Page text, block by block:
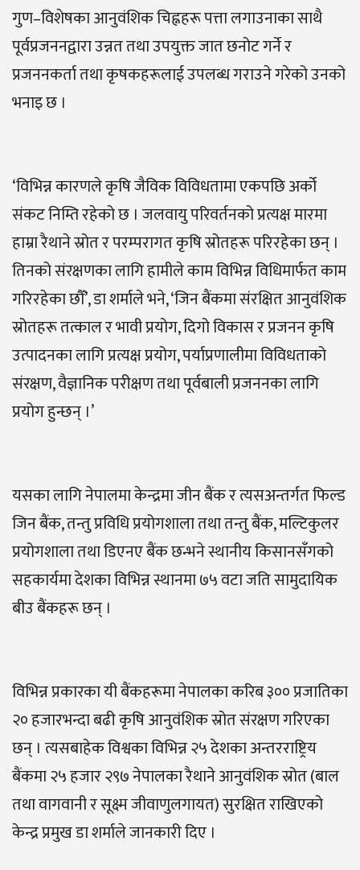
गुण–विशेषका आनुवंशिक चिह्नहरू पत्ता लगाउनाका साथै
पूर्वप्रजननद्वारा उन्नत तथा उपयुक्त जात छनोट गर्ने र
प्रजननकर्ता तथा कृषकहरूलाई उपलब्ध गराउने गरेको उनको
भनाइ छ ।
‘विभिन्न कारणले कृषि जैविक विविधतामा एकपछि अर्को
संकट निम्ति रहेको छ । जलवायु परिवर्तनको प्रत्यक्ष मारमा
हाम्रा रैथाने स्रोत र परम्परागत कृषि स्रोतहरू परिरहेका छन् ।
तिनको संरक्षणका लागि हामीले काम विभिन्न विधिमार्फत काम
गरिरहेका छौँ’, डा शर्माले भने, ‘जिन बैंकमा संरक्षित आनुवंशिक
स्रोतहरू तत्काल र भावी प्रयोग, दिगो विकास र प्रजनन कृषि
उत्पादनका लागि प्रत्यक्ष प्रयोग, पर्याप्रणालीमा विविधताको
संरक्षण, वैज्ञानिक परीक्षण तथा पूर्वबाली प्रजननका लागि
प्रयोग हुन्छन् ।’
यसका लागि नेपालमा केन्द्रमा जीन बैंक र त्यसअन्तर्गत फिल्ड
जिन बैंक, तन्तु प्रविधि प्रयोगशाला तथा तन्तु बैंक, मल्टिकुलर
प्रयोगशाला तथा डिएनए बैंक छन्भने स्थानीय किसानसँगको
सहकार्यमा देशका विभिन्न स्थानमा ७५ वटा जति सामुदायिक
बीउ बैंकहरू छन् ।
विभिन्न प्रकारका यी बैंकहरूमा नेपालका करिब ३०० प्रजातिका
२० हजारभन्दा बढी कृषि आनुवंशिक स्रोत संरक्षण गरिएका
छन् । त्यसबाहेक विश्वका विभिन्न २५ देशका अन्तरराष्ट्रिय
बैंकमा २५ हजार २९७ नेपालका रैथाने आनुवंशिक स्रोत (बाल
तथा वागवानी र सूक्ष्म जीवाणुलगायत) सुरक्षित राखिएको
केन्द्र प्रमुख डा शर्माले जानकारी दिए ।